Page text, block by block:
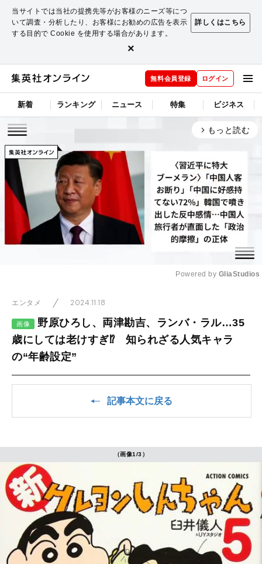
当サイトでは当社の提携先等がお客様のニーズ等につ
いて調査・分析したり、お客様にお勧めの広告を表示
する目的で Cookie を使用する場合があります。
詳しくはこちら
×
無料会員登録 ログイン
新着 ランキング ニュース 特集 ビジネス
arrow_forward_ios もっと読む
Powered by GliaStudios
エンタメ 2024.11.18
画像
野原ひろし、両津勘吉、ランバ・ラル…35
歳にしては老けすぎ⁉ 知られざる人気キャラ
の“年齢設定”
記事本文に戻る
（画像1/3）